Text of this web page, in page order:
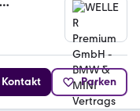
Kontakt Parken